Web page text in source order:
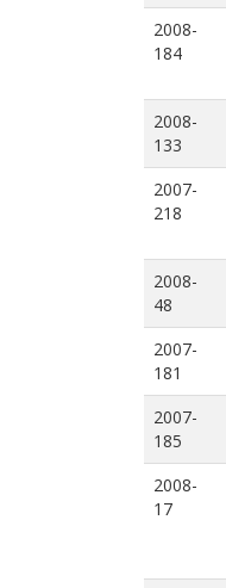
2008-
184
2008-
133
2007-
218
2008-
48
2007-
181
2007-
185
2008-
17